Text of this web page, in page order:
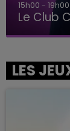
15h00 - 19h00
Le Club
LES